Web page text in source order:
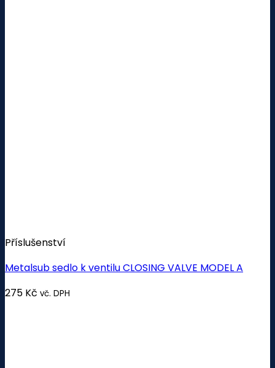
Příslušenství
Metalsub sedlo k ventilu CLOSING VALVE MODEL A
275 Kč vč. DPH